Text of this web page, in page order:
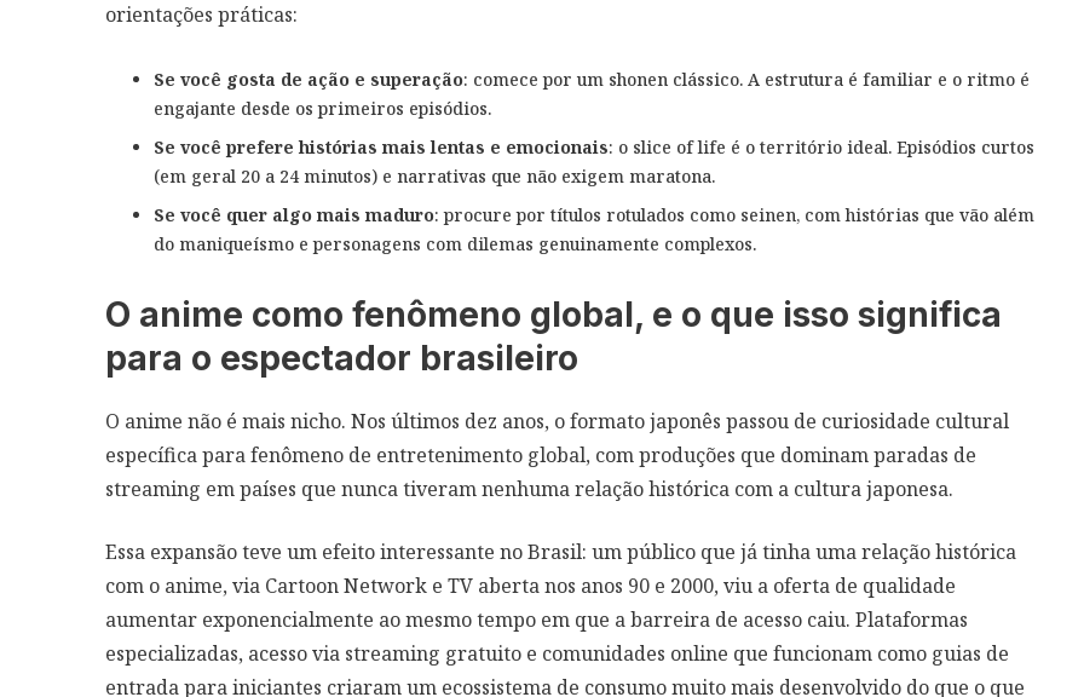
orientações práticas:
Se você gosta de ação e superação: comece por um shonen clássico. A estrutura é familiar e o ritmo é
engajante desde os primeiros episódios.
Se você prefere histórias mais lentas e emocionais: o slice of life é o território ideal. Episódios curtos
(em geral 20 a 24 minutos) e narrativas que não exigem maratona.
Se você quer algo mais maduro: procure por títulos rotulados como seinen, com histórias que vão além
do maniqueísmo e personagens com dilemas genuinamente complexos.
O anime como fenômeno global, e o que isso significa
para o espectador brasileiro
O anime não é mais nicho. Nos últimos dez anos, o formato japonês passou de curiosidade cultural
específica para fenômeno de entretenimento global, com produções que dominam paradas de
streaming em países que nunca tiveram nenhuma relação histórica com a cultura japonesa.
Essa expansão teve um efeito interessante no Brasil: um público que já tinha uma relação histórica
com o anime, via Cartoon Network e TV aberta nos anos 90 e 2000, viu a oferta de qualidade
aumentar exponencialmente ao mesmo tempo em que a barreira de acesso caiu. Plataformas
especializadas, acesso via streaming gratuito e comunidades online que funcionam como guias de
entrada para iniciantes criaram um ecossistema de consumo muito mais desenvolvido do que o que